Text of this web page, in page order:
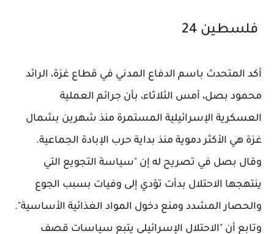
فلسطين 24
أكد المتحدث باسم الدفاع المدني في قطاع غزة، الرائد
محمود بصل، أمس الثلاثاء، بأن جرائم العملية
العسكرية الإسرائيلية المستمرة منذ شهرين بشمال
غزة هي الأكثر دموية منذ بداية حرب الإبادة الجماعية.
وقال بصل في تصريح له إن "سياسة التجويع التي
ينتهجها الاحتلال بدأت تؤدي إلى وفيات بسبب الجوع
والحصار المشدد ومنع دخول المواد الغذائية الأساسية".
وتابع أن "الاحتلال الإسرائيلي يتبع سياسات قصف